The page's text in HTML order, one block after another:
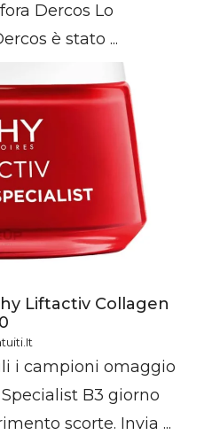
Dercos Lo
è stato ...
Liftactiv Collagen
i campioni omaggio
B3 giorno
scorte. Invia ...